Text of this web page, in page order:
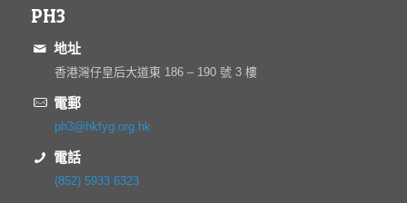
PH3
地址
香港灣仔皇后大道東 186 – 190 號 3 樓
電郵
ph3@hkfyg.org.hk
電話
(852) 5933 6323